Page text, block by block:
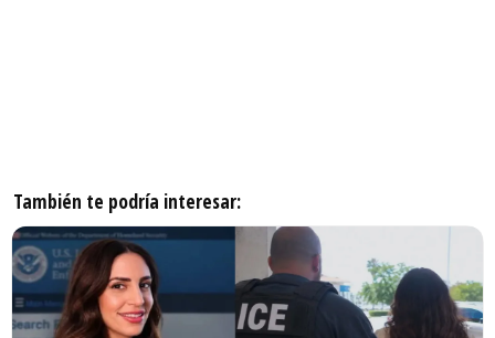
También te podría interesar: